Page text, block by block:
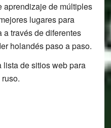
de múltiples
lugares para
a través de diferentes
holandés paso a paso.
lista de sitios web para